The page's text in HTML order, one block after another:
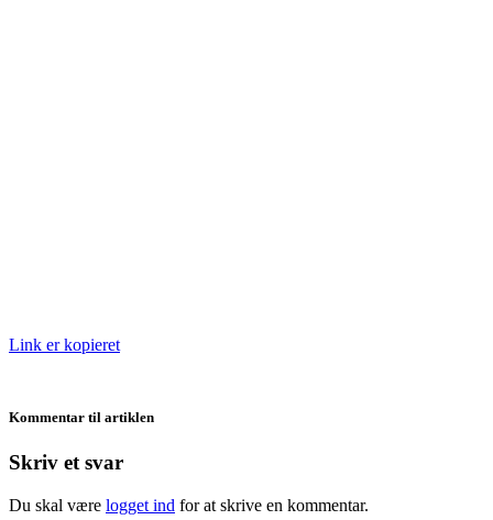
Link er kopieret
Kommentar til artiklen
Skriv et svar
Du skal være logget ind for at skrive en kommentar.